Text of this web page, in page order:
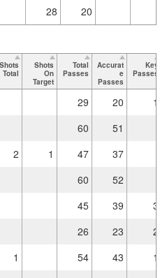
28 20
Shots
Total
Shots
On
Target
Total
Passes
Accurat
e
Passes
Key
Passes
29 20
1
60
51
2 1 47
37
60
52
45 39
3
26 23
2
1 54 43
1